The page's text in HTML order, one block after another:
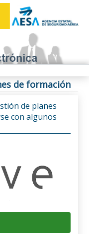
de formación
de planes
con algunos